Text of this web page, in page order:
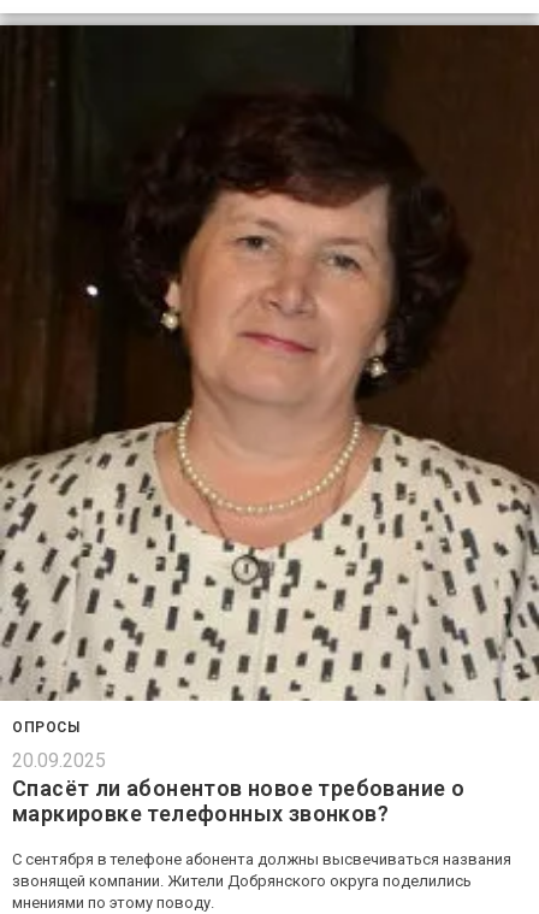
ОПРОСЫ
20.09.2025
Спасёт ли абонентов новое требование о
маркировке телефонных звонков?
С сентября в телефоне абонента должны высвечиваться названия
звонящей компании. Жители Добрянского округа поделились
мнениями по этому поводу.